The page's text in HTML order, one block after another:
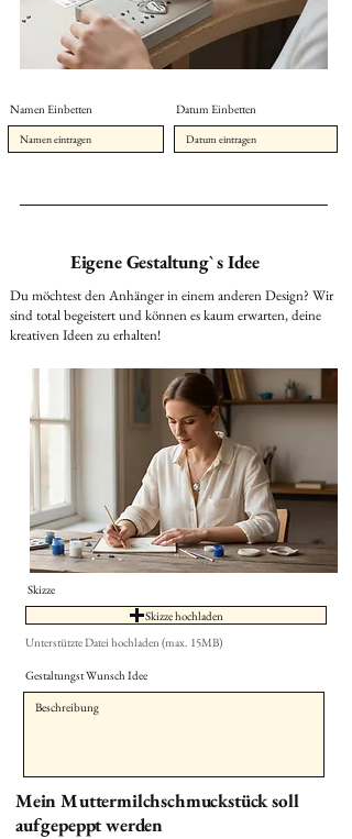
Namen Einbetten Datum Einbetten
Eigene Gestaltung` s Idee
Du möchtest den Anhänger in einem anderen Design? Wir
sind total begeistert und können es kaum erwarten, deine
kreativen Ideen zu erhalten!
Skizze
Skizze hochladen
Unterstützte Datei hochladen (max. 15MB)
Gestaltungst Wunsch Idee
Mein Muttermilchschmuckstück soll
aufgepeppt werden